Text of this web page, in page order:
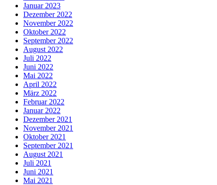
Januar 2023
Dezember 2022
November 2022
Oktober 2022
September 2022
August 2022
Juli 2022
Juni 2022
Mai 2022
April 2022
März 2022
Februar 2022
Januar 2022
Dezember 2021
November 2021
Oktober 2021
September 2021
August 2021
Juli 2021
Juni 2021
Mai 2021